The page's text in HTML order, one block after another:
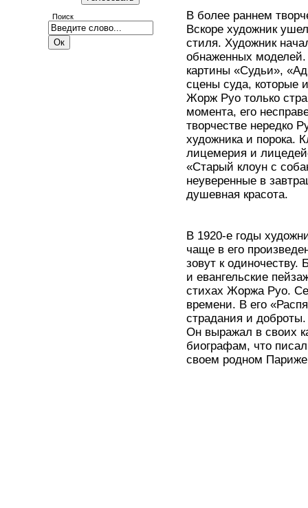
Поиск
В более раннем
Вскоре художник
стиля. Художник
обнаженных моделей.
картины «Судьи»,
сцены суда, которые
Жорж Руо только
момента, его
творчестве нередко
художника и порока.
лицемерия и
«Старый клоун с
неуверенные в
душевная красота.
В 1920-е годы
чаще в его
зовут к одиночеству.
и евангельские
стихах Жоржа Руо.
времени. В его
страдания и
Он выражал в своих
биографам, что
своем родном